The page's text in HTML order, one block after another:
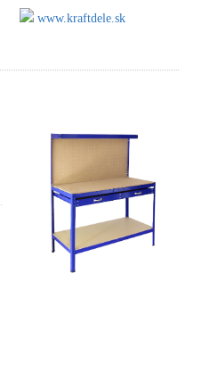
www.kraftdele.sk